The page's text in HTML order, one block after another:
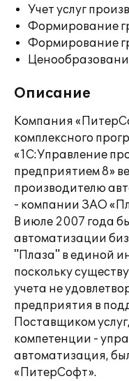
Учет услуг
Формирование
Формирование
Описание
Компания
комплексного
«1С:Управление
предприятием 8»
производителю
- компании ЗАО
В июле 2007 года
автоматизации
"Плаза" в единой
поскольку
учета не
предприятия в
Поставщиком
компетенции -
автоматизация,
«ПитерСофт».